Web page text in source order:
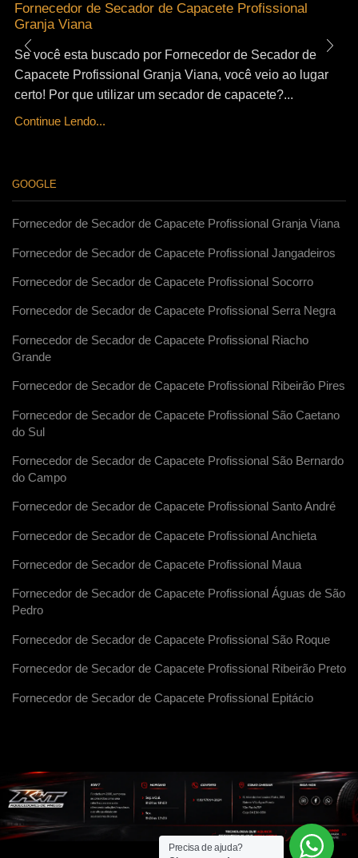
Fornecedor de Secador de Capacete Profissional
Granja Viana
Se você esta buscado por Fornecedor de Secador de
Capacete Profissional Granja Viana, você veio ao lugar
certo! Por que utilizar um secador de capacete?...
Continue Lendo...
GOOGLE
Fornecedor de Secador de Capacete Profissional Granja Viana
Fornecedor de Secador de Capacete Profissional Jangadeiros
Fornecedor de Secador de Capacete Profissional Socorro
Fornecedor de Secador de Capacete Profissional Serra Negra
Fornecedor de Secador de Capacete Profissional Riacho
Grande
Fornecedor de Secador de Capacete Profissional Ribeirão Pires
Fornecedor de Secador de Capacete Profissional São Caetano
do Sul
Fornecedor de Secador de Capacete Profissional São Bernardo
do Campo
Fornecedor de Secador de Capacete Profissional Santo André
Fornecedor de Secador de Capacete Profissional Anchieta
Fornecedor de Secador de Capacete Profissional Maua
Fornecedor de Secador de Capacete Profissional Águas de São
Pedro
Fornecedor de Secador de Capacete Profissional São Roque
Fornecedor de Secador de Capacete Profissional Ribeirão Preto
Fornecedor de Secador de Capacete Profissional Epitácio
Precisa de ajuda?